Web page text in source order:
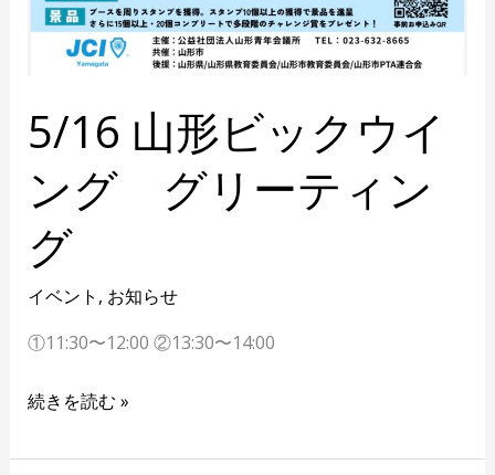
5/16 山形ビックウイ
ング グリーティン
グ
イベント , お知らせ
①11:30〜12:00 ②13:30〜14:00
続きを読む »